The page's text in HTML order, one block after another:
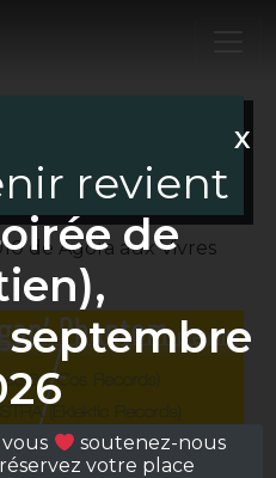
de Agora aux Vivres
revient
de
septembre
soutenez-nous
votre place
X